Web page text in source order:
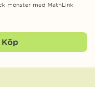
mönster med MathLink
Köp